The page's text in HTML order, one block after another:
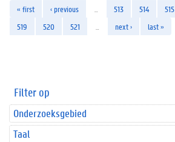
« first ‹ previous 513 514 515
519
520 521 next › last »
Filter op
Onderzoeksgebied
Taal